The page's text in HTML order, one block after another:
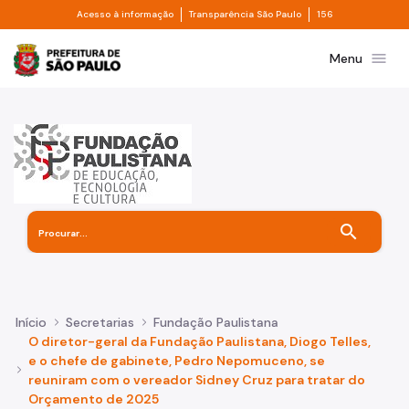
Pular para o Conteúdo principal
Acesso à informação Divisor de acesso à informação
Transparência São Paulo Divisor de
156
Prefeitura de São PauloMenu menu
search
Início Secretarias
Fundação Paulistana
O diretor-geral da Fundação Paulistana, Diogo Telles,
e o chefe de gabinete, Pedro Nepomuceno, se
reuniram com o vereador Sidney Cruz para tratar do
Orçamento de 2025